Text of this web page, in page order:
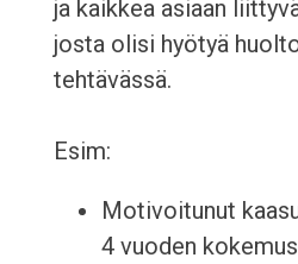
ja kaikkea asiaan
josta olisi hyötyä
tehtävässä.
Esim:
Motivoitunut
4 vuoden